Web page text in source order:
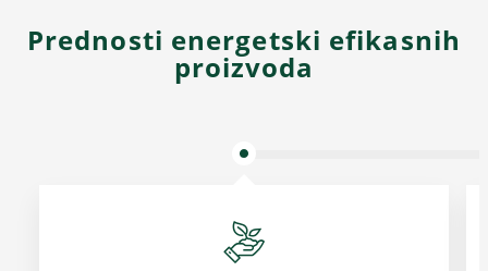
Prednosti energetski efikasnih
proizvoda